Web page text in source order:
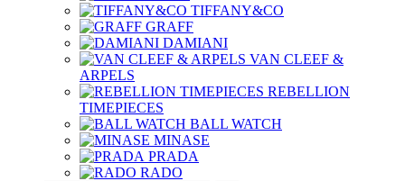
TIFFANY&CO
GRAFF
DAMIANI
VAN CLEEF &
ARPELS
REBELLION
TIMEPIECES
BALL WATCH
MINASE
PRADA
RADO